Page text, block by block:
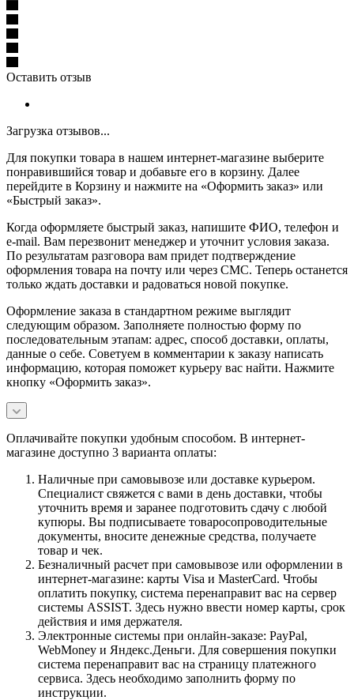
Оставить отзыв
Загрузка отзывов...
Для покупки товара в нашем интернет-магазине выберите
понравившийся товар и добавьте его в корзину. Далее
перейдите в Корзину и нажмите на «Оформить заказ» или
«Быстрый заказ».
Когда оформляете быстрый заказ, напишите ФИО, телефон и
e-mail. Вам перезвонит менеджер и уточнит условия заказа.
По результатам разговора вам придет подтверждение
оформления товара на почту или через СМС. Теперь останется
только ждать доставки и радоваться новой покупке.
Оформление заказа в стандартном режиме выглядит
следующим образом. Заполняете полностью форму по
последовательным этапам: адрес, способ доставки, оплаты,
данные о себе. Советуем в комментарии к заказу написать
информацию, которая поможет курьеру вас найти. Нажмите
кнопку «Оформить заказ».
Оплачивайте покупки удобным способом. В интернет-
магазине доступно 3 варианта оплаты:
Наличные при самовывозе или доставке курьером.
Специалист свяжется с вами в день доставки, чтобы
уточнить время и заранее подготовить сдачу с любой
купюры. Вы подписываете товаросопроводительные
документы, вносите денежные средства, получаете
товар и чек.
Безналичный расчет при самовывозе или оформлении в
интернет-магазине: карты Visa и MasterCard. Чтобы
оплатить покупку, система перенаправит вас на сервер
системы ASSIST. Здесь нужно ввести номер карты, срок
действия и имя держателя.
Электронные системы при онлайн-заказе: PayPal,
WebMoney и Яндекс.Деньги. Для совершения покупки
система перенаправит вас на страницу платежного
сервиса. Здесь необходимо заполнить форму по
инструкции.